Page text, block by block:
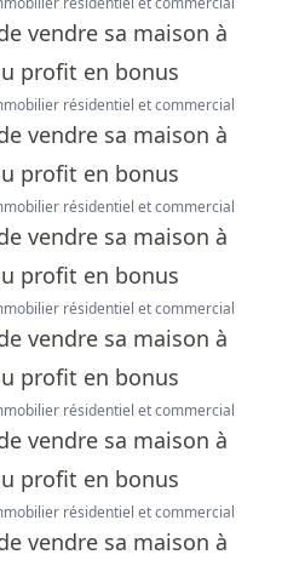
résidentiel et commercial
résidentiel et commercial
résidentiel et commercial
résidentiel et commercial
résidentiel et commercial